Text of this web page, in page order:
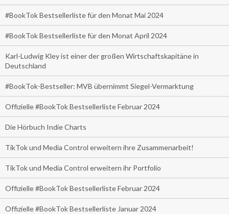
#BookTok Bestsellerliste für den Monat Mai 2024
#BookTok Bestsellerliste für den Monat April 2024
Karl-Ludwig Kley ist einer der großen Wirtschaftskapitäne in
Deutschland
#BookTok-Bestseller: MVB übernimmt Siegel-Vermarktung
Offizielle #BookTok Bestsellerliste Februar 2024
Die Hörbuch Indie Charts
TikTok und Media Control erweitern ihre Zusammenarbeit!
TikTok und Media Control erweitern ihr Portfolio
Offizielle #BookTok Bestsellerliste Februar 2024
Offizielle #BookTok Bestsellerliste Januar 2024